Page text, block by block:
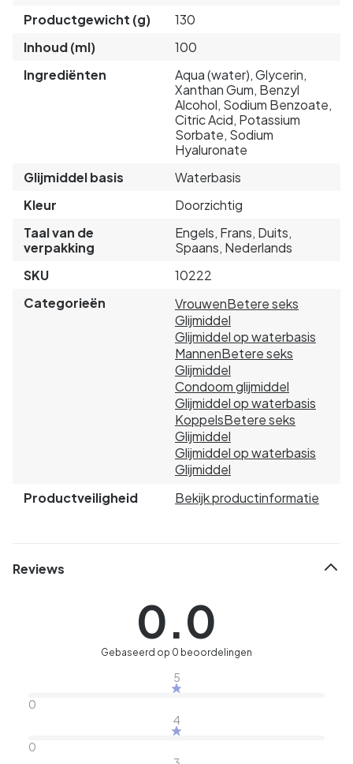
Productgewicht (g)
130
Inhoud (ml)
100
Ingrediënten
Aqua (water), Glycerin,
Xanthan Gum, Benzyl
Alcohol, Sodium Benzoate,
Citric Acid, Potassium
Sorbate, Sodium
Hyaluronate
Glijmiddel basis
Waterbasis
Kleur
Doorzichtig
Taal van de
verpakking
Engels, Frans, Duits,
Spaans, Nederlands
SKU
10222
Categorieën
VrouwenBetere seks
Glijmiddel
Glijmiddel op waterbasis
MannenBetere seks
Glijmiddel
Condoom glijmiddel
Glijmiddel op waterbasis
KoppelsBetere seks
Glijmiddel
Glijmiddel op waterbasis
Glijmiddel
Productveiligheid
Bekijk productinformatie
Reviews
0.0
Gebaseerd op 0 beoordelingen
5
0
4
0